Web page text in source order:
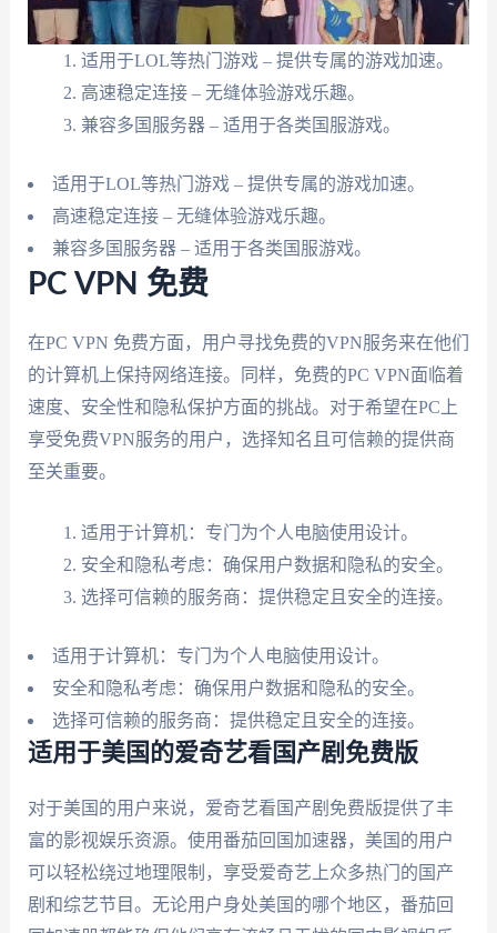
适用于LOL等热门游戏 – 提供专属的游戏加速。
高速稳定连接 – 无缝体验游戏乐趣。
兼容多国服务器 – 适用于各类国服游戏。
适用于LOL等热门游戏 – 提供专属的游戏加速。
高速稳定连接 – 无缝体验游戏乐趣。
兼容多国服务器 – 适用于各类国服游戏。
PC VPN 免费
在PC VPN 免费方面，用户寻找免费的VPN服务来在他们
的计算机上保持网络连接。同样，免费的PC VPN面临着
速度、安全性和隐私保护方面的挑战。对于希望在PC上
享受免费VPN服务的用户，选择知名且可信赖的提供商
至关重要。
适用于计算机：专门为个人电脑使用设计。
安全和隐私考虑：确保用户数据和隐私的安全。
选择可信赖的服务商：提供稳定且安全的连接。
适用于计算机：专门为个人电脑使用设计。
安全和隐私考虑：确保用户数据和隐私的安全。
选择可信赖的服务商：提供稳定且安全的连接。
适用于美国的爱奇艺看国产剧免费版
对于美国的用户来说，爱奇艺看国产剧免费版提供了丰
富的影视娱乐资源。使用番茄回国加速器，美国的用户
可以轻松绕过地理限制，享受爱奇艺上众多热门的国产
剧和综艺节目。无论用户身处美国的哪个地区，番茄回